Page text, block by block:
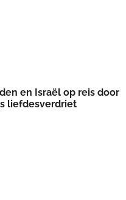
en Israël op reis door
liefdesverdriet